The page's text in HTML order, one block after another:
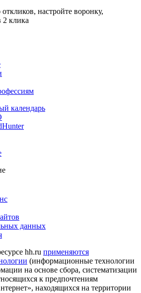
настройте воронку,
2 клика
календарь
данных
hh.ru применяются
(информационные технологии
на основе сбора, систематизации
к предпочтениям
находящихся на территории